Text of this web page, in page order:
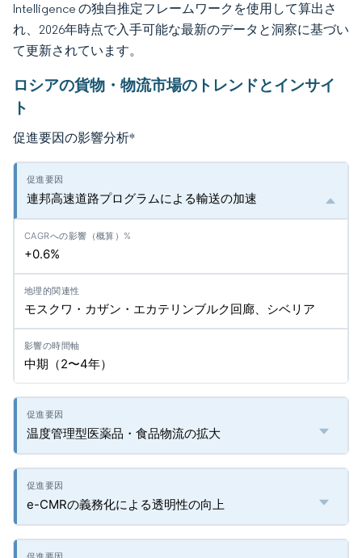
Intelligence の独自推定フレームワークを使用して算出さ
れ、2026年時点で入手可能な最新のデータと洞察に基づい
て更新されています。
ロシアの貨物・物流市場のトレンドとインサイ
ト
促進要因の影響分析*
連邦高速道路プログラムによる輸送の加速
+0.6%
モスクワ・カザン・エカテリンブルク回廊、シベリア
中期（2〜4年）
温度管理型医薬品・食品物流の拡大
e-CMRの義務化による透明性の向上